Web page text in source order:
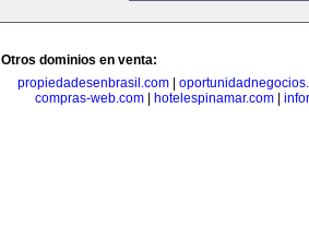
Otros dominios en venta:
propiedadesenbrasil.com
compras-web.com| hotelespinamar.com|